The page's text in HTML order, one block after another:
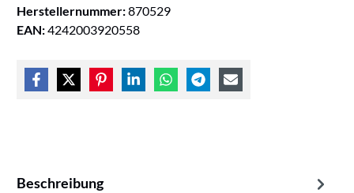
Herstellernummer:870529
EAN:4242003920558
Beschreibung